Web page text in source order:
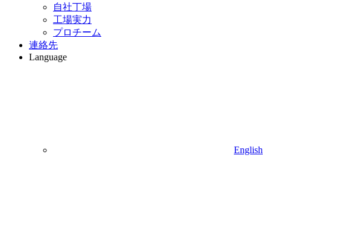
自社丁場
工場実力
プロチーム
連絡先
Language
English